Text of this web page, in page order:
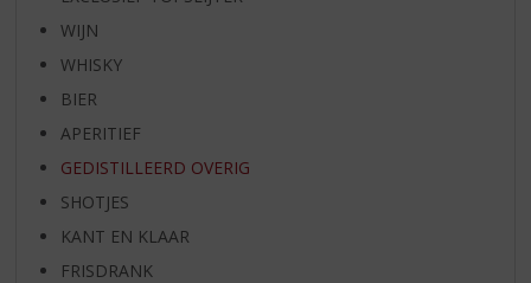
WIJN
WHISKY
BIER
APERITIEF
GEDISTILLEERD OVERIG
SHOTJES
KANT EN KLAAR
FRISDRANK